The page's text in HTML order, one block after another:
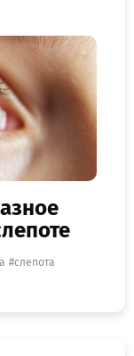
слепота